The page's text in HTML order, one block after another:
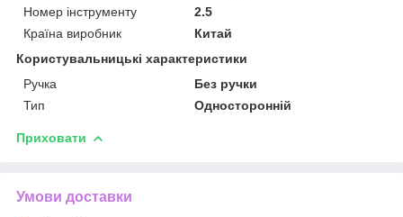
Номер інструменту
2.5
Країна виробник
Китай
Користувальницькі характеристики
Ручка
Без ручки
Тип
Односторонній
Приховати
Умови доставки